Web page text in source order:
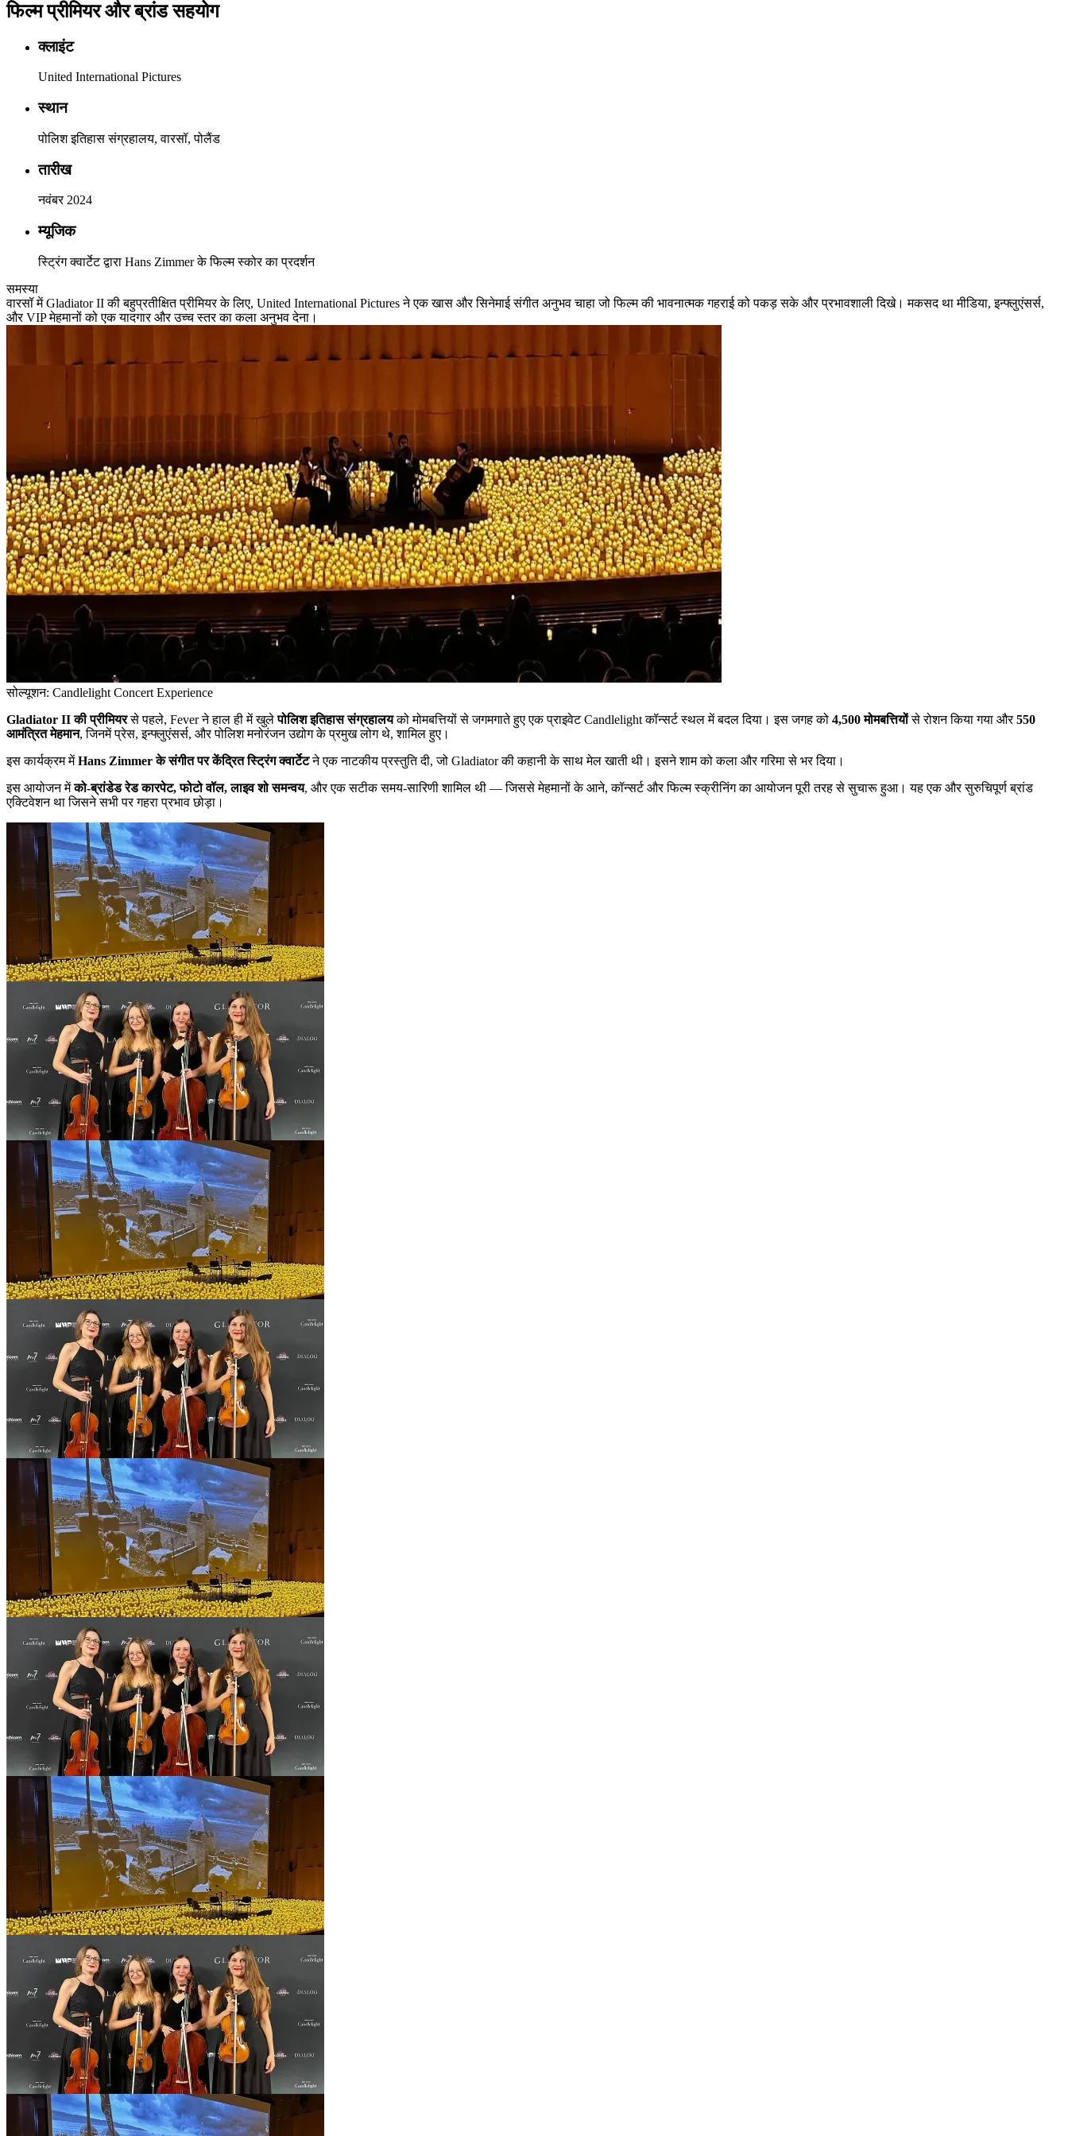
फिल्म प्रीमियर और ब्रांड सहयोग
क्लाइंट
United International Pictures
स्थान
पोलिश इतिहास संग्रहालय, वारसॉ, पोलैंड
तारीख
नवंबर 2024
म्यूजिक
स्ट्रिंग क्वार्टेट द्वारा Hans Zimmer के फिल्म स्कोर का प्रदर्शन
समस्या
वारसॉ में Gladiator II की बहुप्रतीक्षित प्रीमियर के लिए, United International Pictures ने एक खास और सिनेमाई संगीत अनुभव चाहा जो फिल्म की भावनात्मक गहराई को पकड़ सके और प्रभावशाली दिखे। मकसद था मीडिया, इन्फ्लुएंसर्स,
और VIP मेहमानों को एक यादगार और उच्च स्तर का कला अनुभव देना।
सोल्यूशन: Candlelight Concert Experience
Gladiator II की प्रीमियरसे पहले, Fever ने हाल ही में खुलेपोलिश इतिहास संग्रहालयको मोमबत्तियों से जगमगाते हुए एक प्राइवेट Candlelight कॉन्सर्ट स्थल में बदल दिया। इस जगह को 4,500 मोमबत्तियोंसे रोशन किया गया और550
आमंत्रित मेहमान, जिनमें प्रेस, इन्फ्लुएंसर्स, और पोलिश मनोरंजन उद्योग के प्रमुख लोग थे, शामिल हुए।
इस कार्यक्रम मेंHans Zimmer के संगीत पर केंद्रित स्ट्रिंग क्वार्टेटने एक नाटकीय प्रस्तुति दी, जो Gladiator की कहानी के साथ मेल खाती थी। इसने शाम को कला और गरिमा से भर दिया।
इस आयोजन मेंको-ब्रांडेड रेड कारपेट, फोटो वॉल, लाइव शो समन्वय, और एक सटीक समय-सारिणी शामिल थी — जिससे मेहमानों के आने, कॉन्सर्ट और फिल्म स्क्रीनिंग का आयोजन पूरी तरह से सुचारू हुआ। यह एक और सुरुचिपूर्ण ब्रांड
एक्टिवेशन था जिसने सभी पर गहरा प्रभाव छोड़ा।